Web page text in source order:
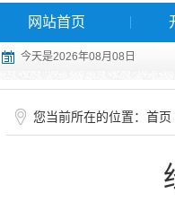
网站首页
今天是2026年08月08日
您当前所在的位置： 首页